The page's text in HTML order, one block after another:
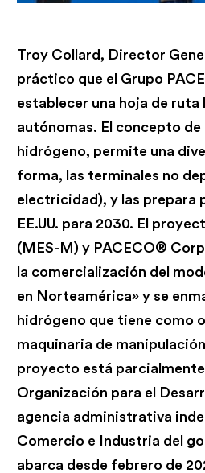
Troy Collard, Director
práctico que el Grupo
establecer una hoja de
autónomas. El concepto de
hidrógeno, permite una
forma, las terminales no
electricidad), y las prepara
EE.UU. para 2030. El
(MES-M) y PACECO®
la comercialización del
en Norteamérica» y se
hidrógeno que tiene como
maquinaria de
proyecto está
Organización para el
agencia administrativa
Comercio e Industria del
abarca desde febrero de